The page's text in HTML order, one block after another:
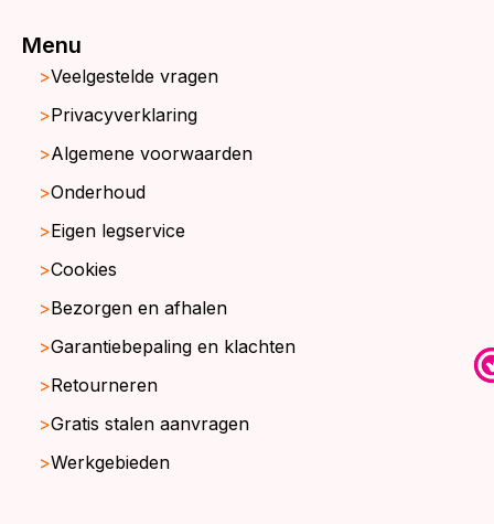
Menu
Veelgestelde vragen
Privacyverklaring
Algemene voorwaarden
Onderhoud
Eigen legservice
Cookies
Bezorgen en afhalen
Garantiebepaling en klachten
Retourneren
Gratis stalen aanvragen
Werkgebieden